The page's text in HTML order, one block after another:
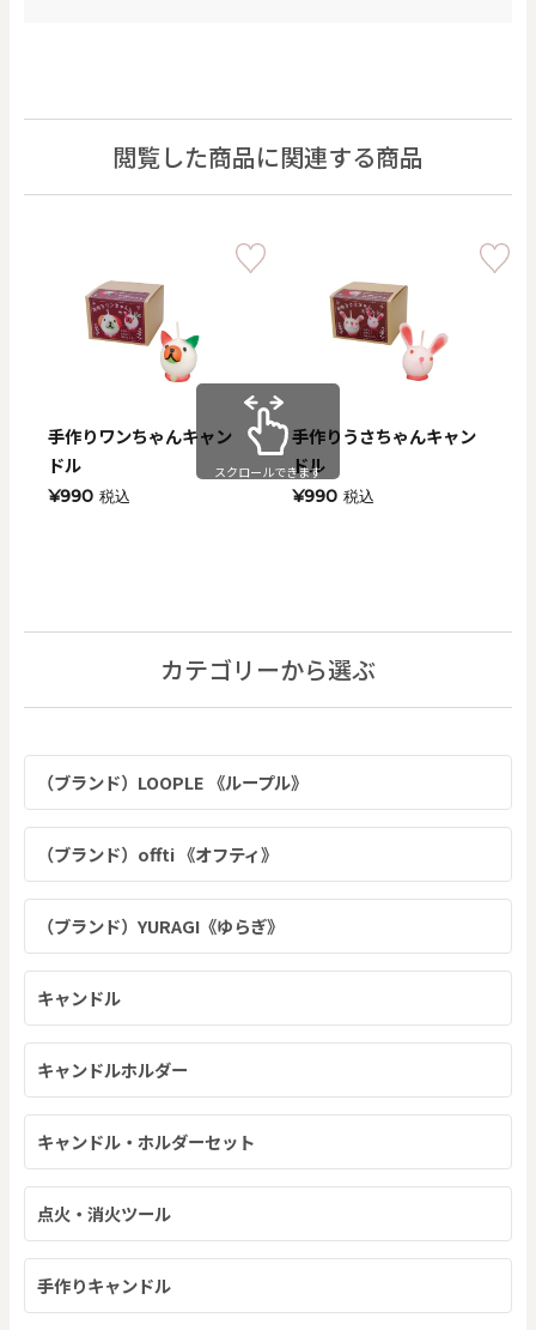
閲覧した商品に関連する商品
手作りワンちゃんキャン
ドル
¥990 税込
手作りうさちゃんキャン
ドル
¥990 税込
スクロールできます
カテゴリーから選ぶ
（ブランド）LOOPLE 《ループル》
（ブランド）offti 《オフティ》
（ブランド）YURAGI《ゆらぎ》
キャンドル
キャンドルホルダー
キャンドル・ホルダーセット
点火・消火ツール
手作りキャンドル